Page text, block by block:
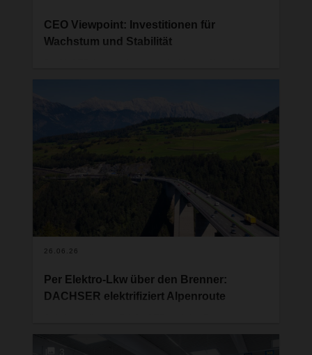
CEO Viewpoint: Investitionen für
Wachstum und Stabilität
erweitert. Der Logistikdienstleister investiert rund
das mit der preisgekrönten @ILO-Digital-Twin-
Technologie und Ladeinfrastruktur für Elektro-Lkw
ausgestattet sein wird. Gedanken von CEO
26.06.26
Per Elektro-Lkw über den Brenner:
DACHSER elektrifiziert Alpenroute
zwischen Bozen und München einen Elektro-Lkw
ein. Der Plattform-Verkehr über die Alpen ist damit